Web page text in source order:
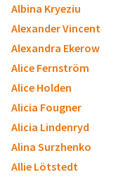
Albina Kryeziu
Alexander Vincent
Alexandra Ekerow
Alice Fernström
Alice Holden
Alicia Fougner
Alicia Lindenryd
Alina Surzhenko
Allie Lötstedt